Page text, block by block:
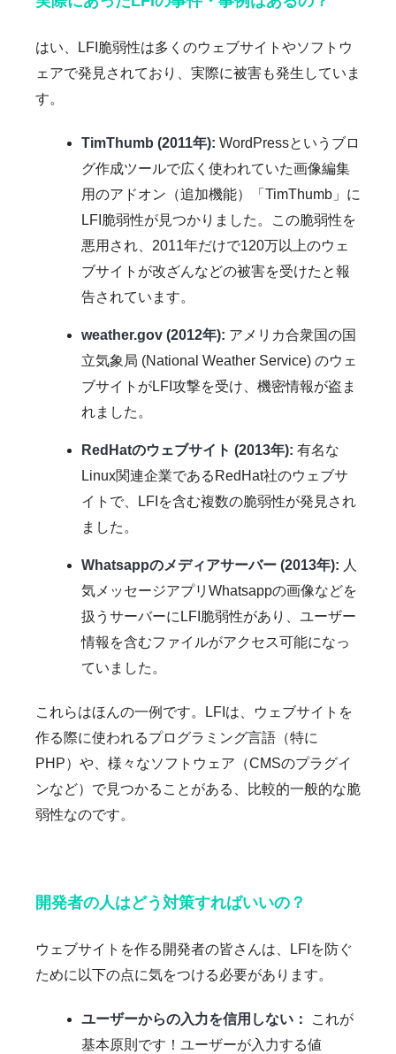
はい、LFI脆弱性は多くのウェブサイトやソフトウ
ェアで発見されており、実際に被害も発生していま
す。
TimThumb (2011年): WordPressというブロ
グ作成ツールで広く使われていた画像編集
用のアドオン（追加機能）「TimThumb」に
LFI脆弱性が見つかりました。この脆弱性を
悪用され、2011年だけで120万以上のウェ
ブサイトが改ざんなどの被害を受けたと報
告されています。
weather.gov (2012年): アメリカ合衆国の国
立気象局 (National Weather Service) のウェ
ブサイトがLFI攻撃を受け、機密情報が盗ま
れました。
RedHatのウェブサイト (2013年): 有名な
Linux関連企業であるRedHat社のウェブサ
イトで、LFIを含む複数の脆弱性が発見され
ました。
Whatsappのメディアサーバー (2013年): 人
気メッセージアプリWhatsappの画像などを
扱うサーバーにLFI脆弱性があり、ユーザー
情報を含むファイルがアクセス可能になっ
ていました。
これらはほんの一例です。LFIは、ウェブサイトを
作る際に使われるプログラミング言語（特に
PHP）や、様々なソフトウェア（CMSのプラグイ
ンなど）で見つかることがある、比較的一般的な脆
弱性なのです。
開発者の人はどう対策すればいいの？
ウェブサイトを作る開発者の皆さんは、LFIを防ぐ
ために以下の点に気をつける必要があります。
ユーザーからの入力を信用しない：
これが
基本原則です！ユーザーが入力する値